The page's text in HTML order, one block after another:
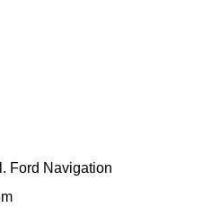
Ford Navigation